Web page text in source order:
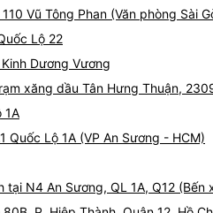
Vũ Tông Phan (Văn phòng Sài
Lộ 22
Dương Vương
xăng dầu Tân Hưng Thuận,
1A
Quốc Lộ 1A (VP An Sương - HCM)
N4 An Sương, QL 1A, Q12 (Bến